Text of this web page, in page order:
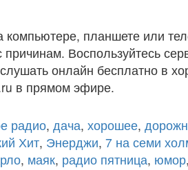
планшете или
Воспользуйтесь
онлайн бесплатно в
в прямом эфире.
радио, дача, хорошее,
Хит, Энерджи, 7 на семи
, маяк, радио пятница, юмор